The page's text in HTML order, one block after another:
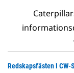
Redskapsfästen I CW-